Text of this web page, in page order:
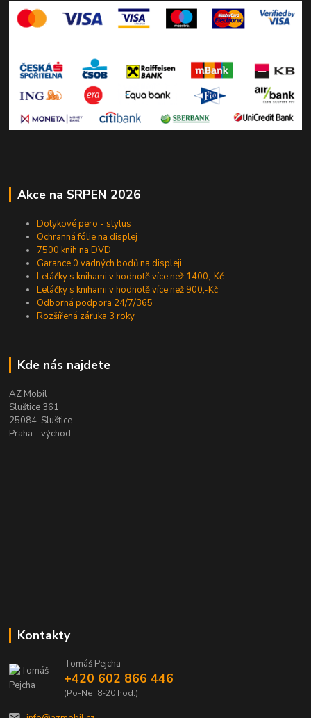
Akce na SRPEN 2026
Dotykové pero - stylus
Ochranná fólie na displej
7500 knih na DVD
Garance 0 vadných bodů na displeji
Letáčky s knihami v hodnotě více než 1400,-Kč
Letáčky s knihami v hodnotě více než 900,-Kč
Odborná podpora 24/7/365
Rozšířená záruka 3 roky
Kde nás najdete
AZ Mobil
Sluštice 361
25084 Sluštice
Praha - východ
Kontakty
Tomáš Pejcha
+420 602 866 446
(Po-Ne, 8-20 hod.)